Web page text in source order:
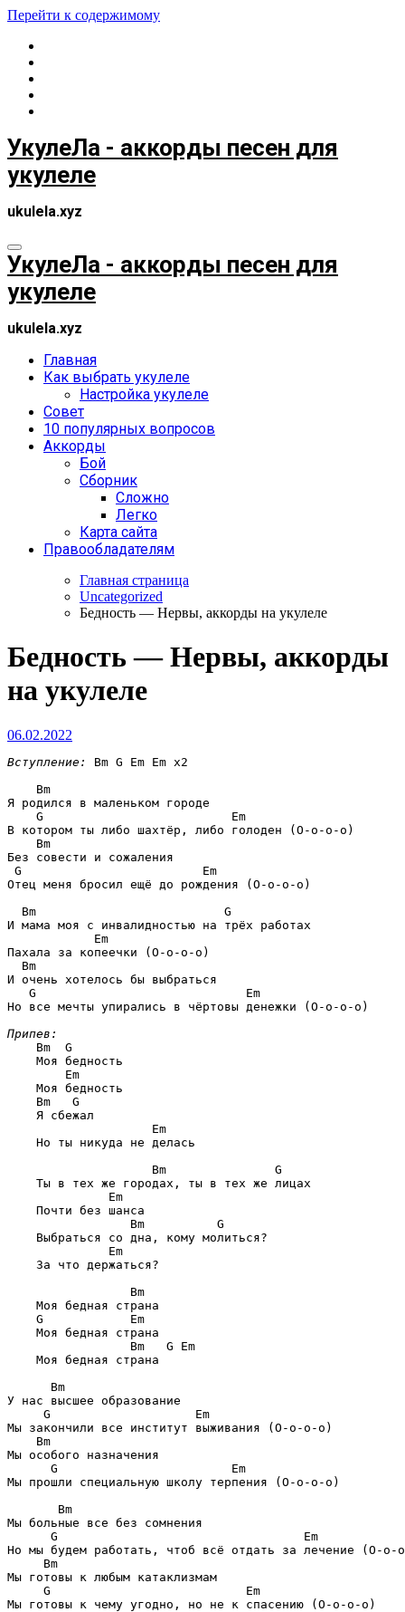
Перейти к содержимому
УкулеЛа - аккорды песен для
укулеле
ukulela.xyz
УкулеЛа - аккорды песен для
укулеле
ukulela.xyz
Главная
Как выбрать укулеле
Настройка укулеле
Совет
10 популярных вопросов
Аккорды
Бой
Сборник
Сложно
Легко
Карта сайта
Правообладателям
Главная страница
Uncategorized
Бедность — Нервы, аккорды на укулеле
Бедность — Нервы, аккорды
на укулеле
06.02.2022
Вступление:
Bm G Em Em x2
    Bm
Я родился в маленьком городе
    G                          Em
В котором ты либо шахтёр, либо голоден (О-о-о-о)
    Bm
Без совести и сожаления
G                         Em
Отец меня бросил ещё до рождения (О-о-о-о)
  Bm                          G
И мама моя с инвалидностью на трёх работах
            Em
Пахала за копеечки (О-о-о-о)
  Bm
И очень хотелось бы выбраться
   G                             Em
Но все мечты упирались в чёртовы денежки (О-о-о-о)
Припев:
    Bm  G
    Моя бедность
        Em
    Моя бедность
    Bm   G
    Я сбежал
                    Em
    Но ты никуда не делась
                    Bm               G
    Ты в тех же городах, ты в тех же лицах
              Em
    Почти без шанса
                 Bm          G
    Выбраться со дна, кому молиться?
              Em
    За что держаться?
                 Bm
    Моя бедная страна
    G            Em
    Моя бедная страна
                 Bm   G Em
    Моя бедная страна
      Bm
У нас высшее образование
     G                    Em
Мы закончили все институт выживания (О-о-о-о)
    Bm
Мы особого назначения
      G                        Em
Мы прошли специальную школу терпения (О-о-о-о)
       Bm
Мы больные все без сомнения
      G                                  Em
Но мы будем работать, чтоб всё отдать за лечение (О-о-
     Bm
Мы готовы к любым катаклизмам
     G                           Em
Мы готовы к чему угодно, но не к спасению (О-о-о-о)